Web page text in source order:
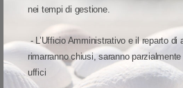
nei tempi di gestione.
- L’Ufficio Amministrativo e il reparto di
rimarranno chiusi, saranno
uffici
Confronta